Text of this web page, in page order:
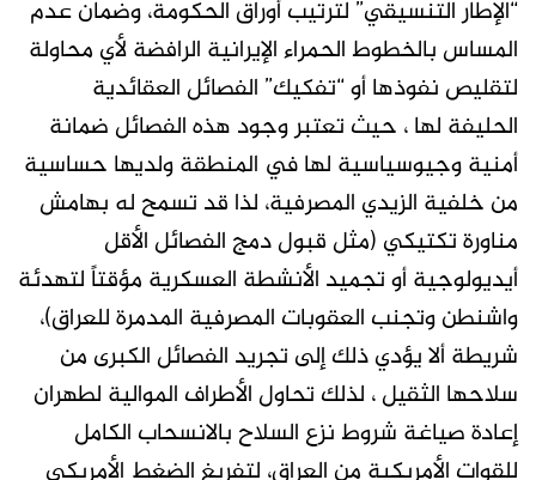
“الإطار التنسيقي” لترتيب أوراق الحكومة، وضمان عدم
المساس بالخطوط الحمراء الإيرانية الرافضة لأي محاولة
لتقليص نفوذها أو “تفكيك” الفصائل العقائدية
الحليفة لها ، حيث تعتبر وجود هذه الفصائل ضمانة
أمنية وجيوسياسية لها في المنطقة ولديها حساسية
من خلفية الزيدي المصرفية، لذا قد تسمح له بهامش
مناورة تكتيكي (مثل قبول دمج الفصائل الأقل
أيديولوجية أو تجميد الأنشطة العسكرية مؤقتاً لتهدئة
واشنطن وتجنب العقوبات المصرفية المدمرة للعراق)،
شريطة ألا يؤدي ذلك إلى تجريد الفصائل الكبرى من
سلاحها الثقيل ، لذلك تحاول الأطراف الموالية لطهران
إعادة صياغة شروط نزع السلاح بالانسحاب الكامل
للقوات الأمريكية من العراق، لتفريغ الضغط الأمريكي